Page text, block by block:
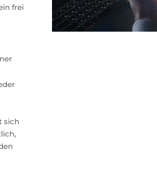
frei
sich